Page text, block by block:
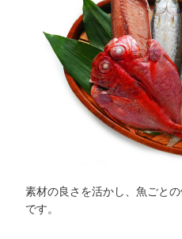
素材の良さを活かし、魚ごと
です。